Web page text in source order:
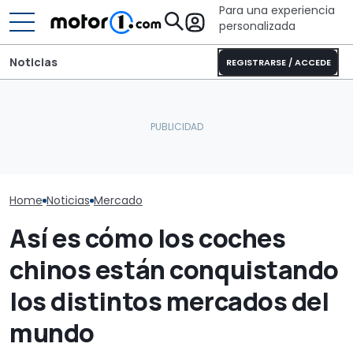
Para una experiencia
personalizada
REGISTRARSE / ACCEDE
Noticias
Home Noticias Mercado
Así es cómo los coches
chinos están conquistando
los distintos mercados del
mundo